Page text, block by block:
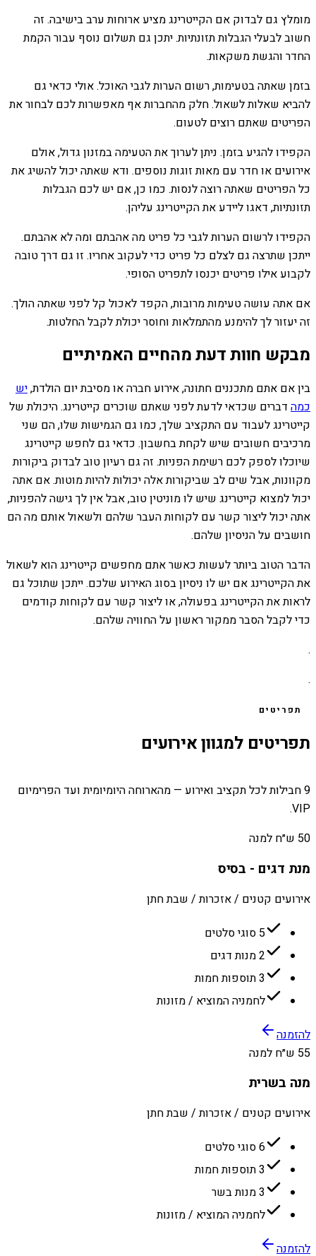
מומלץ גם לבדוק אם הקייטרינג מציע ארוחות ערב בישיבה. זה
חשוב לבעלי הגבלות תזונתיות. יתכן גם תשלום נוסף עבור הקמת
החדר והגשת משקאות.
בזמן שאתה בטעימות, רשום הערות לגבי האוכל. אולי כדאי גם
להביא שאלות לשאול. חלק מהחברות אף מאפשרות לכם לבחור את
הפריטים שאתם רוצים לטעום.
הקפידו להגיע בזמן. ניתן לערוך את הטעימה במזנון גדול, אולם
אירועים או חדר עם מאות זוגות נוספים. ודא שאתה יכול להשיג את
כל הפריטים שאתה רוצה לנסות. כמו כן, אם יש לכם הגבלות
תזונתיות, דאגו ליידע את הקייטרינג עליהן.
הקפידו לרשום הערות לגבי כל פריט מה אהבתם ומה לא אהבתם.
ייתכן שתרצה גם לצלם כל פריט כדי לעקוב אחריו. זו גם דרך טובה
לקבוע אילו פריטים יכנסו לתפריט הסופי.
אם אתה עושה טעימות מרובות, הקפד לאכול קל לפני שאתה הולך.
זה יעזור לך להימנע מהתמלאות וחוסר יכולת לקבל החלטות.
מבקש חוות דעת מהחיים האמיתיים
בין אם אתם מתכננים חתונה, אירוע חברה או מסיבת יום הולדת,יש
כמה דברים שכדאי לדעת לפני שאתם שוכרים קייטרינג.היכולת של
קייטרינג לעבוד עם התקציב שלך, כמו גם הגמישות שלו, הם שני
מרכיבים חשובים שיש לקחת בחשבון. כדאי גם לחפש קייטרינג
שיוכלו לספק לכם רשימת הפניות. זה גם רעיון טוב לבדוק ביקורות
מקוונות, אבל שים לב שביקורות אלה יכולות להיות מוטות. אם אתה
יכול למצוא קייטרינג שיש לו מוניטין טוב, אבל אין לך גישה להפניות,
אתה יכול ליצור קשר עם לקוחות העבר שלהם ולשאול אותם מה הם
חושבים על הניסיון שלהם.
הדבר הטוב ביותר לעשות כאשר אתם מחפשים קייטרינג הוא לשאול
את הקייטרינג אם יש לו ניסיון בסוג האירוע שלכם. ייתכן שתוכל גם
לראות את הקייטרינג בפעולה, או ליצור קשר עם לקוחות קודמים
כדי לקבל הסבר ממקור ראשון על החוויה שלהם.
.
.
תפריטים
תפריטים למגוון אירועים
9 חבילות לכל תקציב ואירוע — מהארוחה היומיומית ועד הפרימיום
VIP.
50 ש״ח למנה
מנת דגים - בסיס
אירועים קטנים / אזכרות / שבת חתן
5 סוגי סלטים
2 מנות דגים
3 תוספות חמות
לחמניה המוציא / מזונות
להזמנה
55 ש״ח למנה
מנה בשרית
אירועים קטנים / אזכרות / שבת חתן
6 סוגי סלטים
3 תוספות חמות
3 מנות בשר
לחמניה המוציא / מזונות
להזמנה